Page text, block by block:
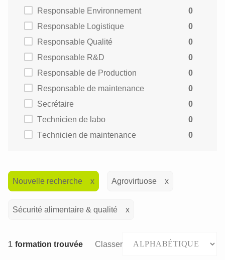
Responsable Environnement
0
Responsable Logistique
0
Responsable Qualité
0
Responsable R&D
0
Responsable de Production
0
Responsable de maintenance
0
Secrétaire
0
Technicien de labo
0
Technicien de maintenance
0
Nouvelle recherche Agrovirtuose
Sécurité alimentaire & qualité
1 formation trouvée Classer